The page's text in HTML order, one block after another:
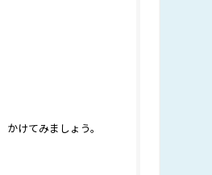
けてみましょう。